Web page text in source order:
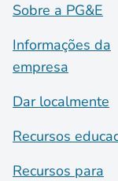
Sobre a PG&E
Informações da
empresa
Dar localmente
Recursos
Recursos para